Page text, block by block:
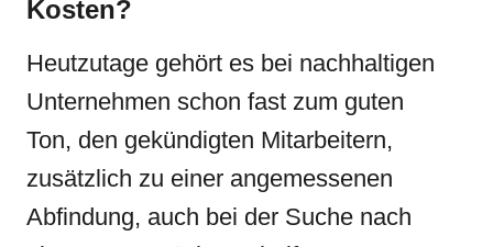
Kosten?
Heutzutage gehört es bei nachhaltigen
Unternehmen schon fast zum guten
Ton, den gekündigten Mitarbeitern,
zusätzlich zu einer angemessenen
Abfindung, auch bei der Suche nach